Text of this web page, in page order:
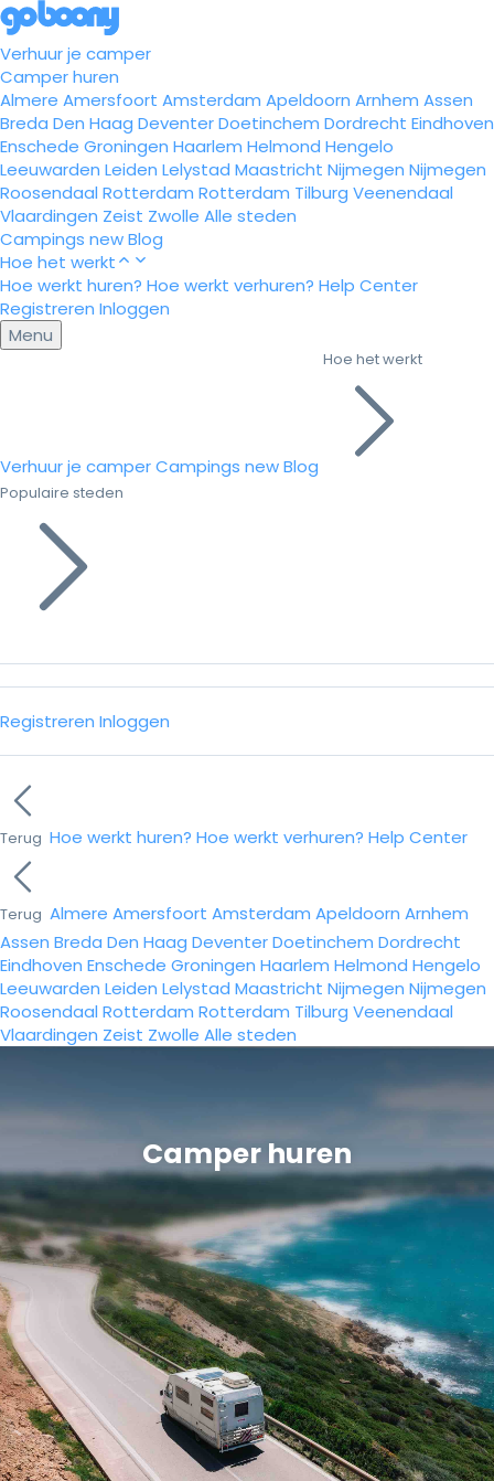
Verhuur je camper
Camper huren
Almere Amersfoort Amsterdam Apeldoorn Arnhem Assen
Breda Den Haag DeventerDoetinchem Dordrecht Eindhoven
Enschede Groningen Haarlem Helmond Hengelo
Leeuwarden Leiden Lelystad Maastricht Nijmegen Nijmegen
Roosendaal Rotterdam Rotterdam Tilburg Veenendaal
Vlaardingen Zeist Zwolle Alle steden
Campings newBlog
Hoe het werkt
Hoe werkt huren? Hoe werkt verhuren? Help Center
Registreren Inloggen
Menu
Verhuur je camperCampings newBlog
Hoe het werkt
Populaire steden
Registreren Inloggen
Terug Hoe werkt huren? Hoe werkt verhuren? Help Center
Terug Almere Amersfoort Amsterdam Apeldoorn Arnhem
Assen Breda Den Haag DeventerDoetinchem Dordrecht
Eindhoven Enschede Groningen Haarlem Helmond Hengelo
Leeuwarden Leiden Lelystad Maastricht Nijmegen Nijmegen
Roosendaal Rotterdam Rotterdam Tilburg Veenendaal
Vlaardingen Zeist Zwolle Alle steden
Camper huren